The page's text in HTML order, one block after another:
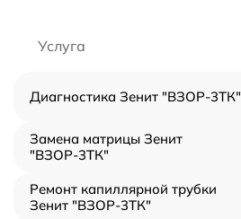
Услуга
Диагностика Зенит "ВЗОР-3ТК"
Замена матрицы Зенит
"ВЗОР-3ТК"
Ремонт капиллярной трубки
Зенит "ВЗОР-3ТК"